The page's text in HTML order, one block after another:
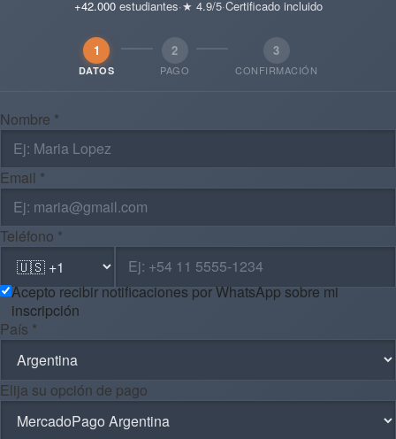
+42.000estudiantes·★ 4.9/5·Certificado incluido
1
DATOS
2
PAGO
3
CONFIRMACIÓN
Nombre *
Email *
Teléfono *
Acepto recibir notificaciones por WhatsApp sobre mi
inscripción
País *
Elija su opción de pago